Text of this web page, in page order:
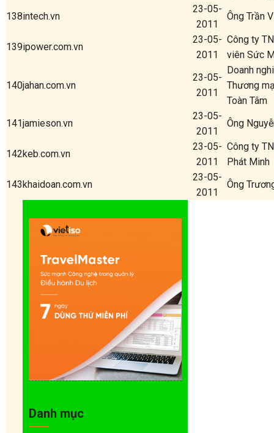
138intech.vn
23-05-
2011
Ông Trần
139ipower.com.vn
23-05-
2011
Công ty
viên Sức
140jahan.com.vn
23-05-
2011
Doanh
Thương
Toàn Tâm
141jamieson.vn
23-05-
2011
Ông
142keb.com.vn
23-05-
2011
Công ty
Phát Minh
143khaidoan.com.vn
23-05-
2011
Ông
Danh mục